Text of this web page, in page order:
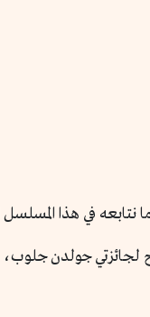
نتابعه في هذا
جولدن جلوب،